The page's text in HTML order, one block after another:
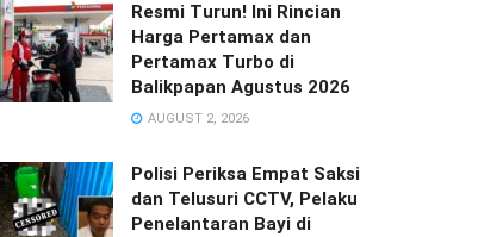
Resmi Turun! Ini Rincian
Harga Pertamax dan
Pertamax Turbo di
Balikpapan Agustus 2026
AUGUST 2, 2026
Polisi Periksa Empat Saksi
dan Telusuri CCTV, Pelaku
Penelantaran Bayi di